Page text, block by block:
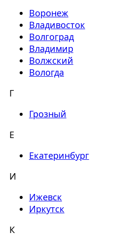
Воронеж
Владивосток
Волгоград
Владимир
Волжский
Вологда
Г
Грозный
Е
Екатеринбург
И
Ижевск
Иркутск
К